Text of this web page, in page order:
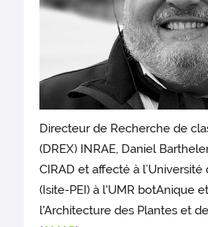
Directeur de Recherche de
(DREX) INRAE, Daniel
CIRAD et affecté à
(Isite-PEI) à l'UMR botAnique
l'Architecture des Plantes et